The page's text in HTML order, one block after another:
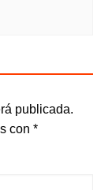
publicada.
con *